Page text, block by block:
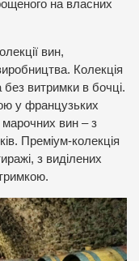
на власних
вин,
Колекція
без витримки в бочці.
у французьких
марочних вин – з
Преміум-колекція
з виділених